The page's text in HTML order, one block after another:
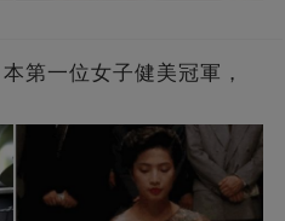
第一位女子健美冠軍，